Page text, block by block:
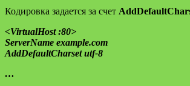
Кодировка задается за счет
<VirtualHost :80>
ServerName example.com
AddDefaultCharset utf-8
…